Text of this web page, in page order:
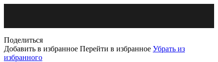
Поделиться
Добавить в избранное Перейти в избранное Убрать из
избранного